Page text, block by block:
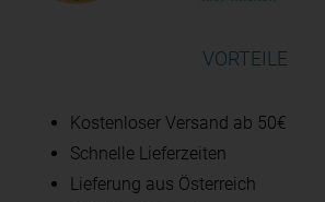
VORTEILE
Kostenloser Versand ab 50€
Schnelle Lieferzeiten
Lieferung aus Österreich